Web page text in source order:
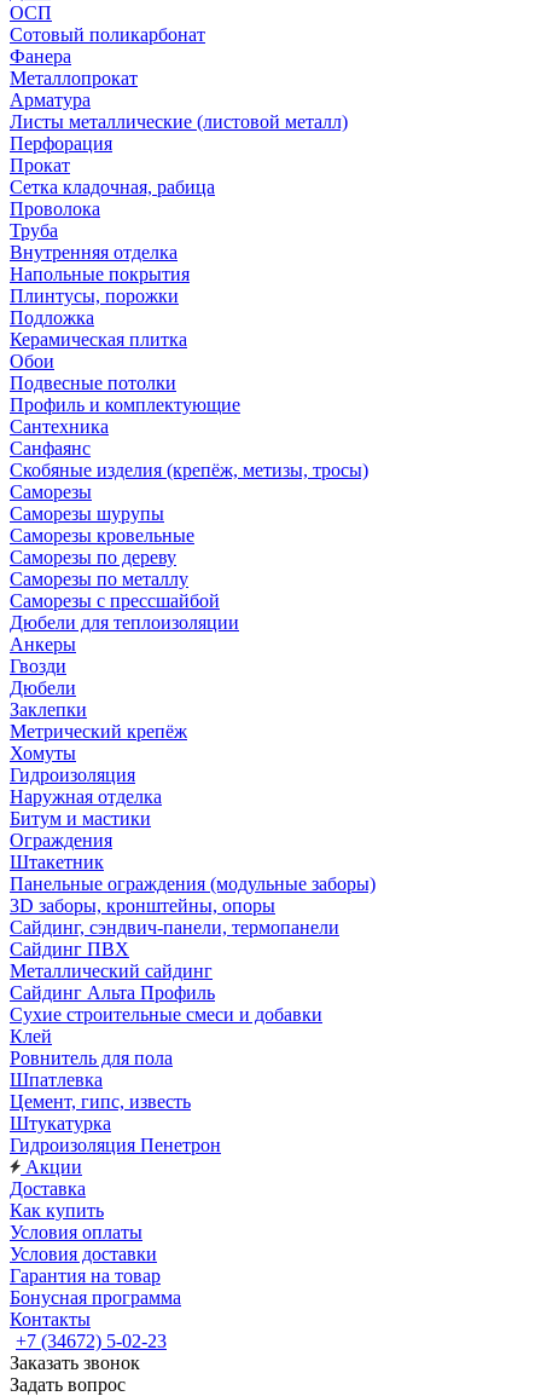
ОСП
Сотовый поликарбонат
Фанера
Металлопрокат
Арматура
Листы металлические (листовой металл)
Перфорация
Прокат
Сетка кладочная, рабица
Проволока
Труба
Внутренняя отделка
Напольные покрытия
Плинтусы, порожки
Подложка
Керамическая плитка
Обои
Подвесные потолки
Профиль и комплектующие
Сантехника
Санфаянс
Скобяные изделия (крепёж, метизы, тросы)
Саморезы
Саморезы шурупы
Саморезы кровельные
Саморезы по дереву
Саморезы по металлу
Саморезы с прессшайбой
Дюбели для теплоизоляции
Анкеры
Гвозди
Дюбели
Заклепки
Метрический крепёж
Хомуты
Гидроизоляция
Наружная отделка
Битум и мастики
Ограждения
Штакетник
Панельные ограждения (модульные заборы)
3D заборы, кронштейны, опоры
Cайдинг, сэндвич-панели, термопанели
Сайдинг ПВХ
Металлический сайдинг
Сайдинг Альта Профиль
Сухие строительные смеси и добавки
Клей
Ровнитель для пола
Шпатлевка
Цемент, гипс, известь
Штукатурка
Гидроизоляция Пенетрон
Акции
Доставка
Как купить
Условия оплаты
Условия доставки
Гарантия на товар
Бонусная программа
Контакты
+7 (34672) 5-02-23
Заказать звонок
Задать вопрос